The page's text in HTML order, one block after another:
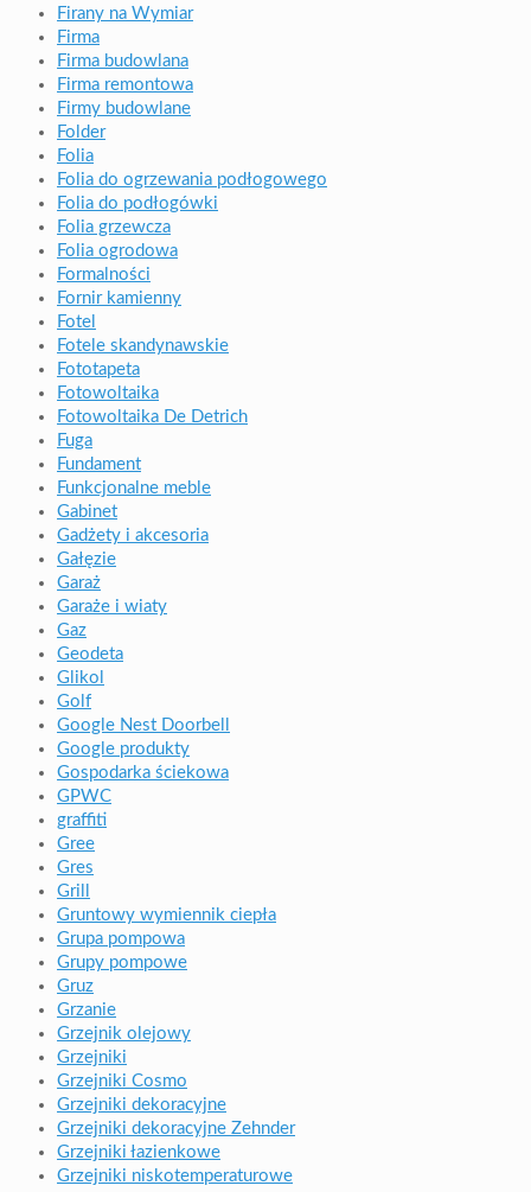
Firany na Wymiar
Firma
Firma budowlana
Firma remontowa
Firmy budowlane
Folder
Folia
Folia do ogrzewania podłogowego
Folia do podłogówki
Folia grzewcza
Folia ogrodowa
Formalności
Fornir kamienny
Fotel
Fotele skandynawskie
Fototapeta
Fotowoltaika
Fotowoltaika De Detrich
Fuga
Fundament
Funkcjonalne meble
Gabinet
Gadżety i akcesoria
Gałęzie
Garaż
Garaże i wiaty
Gaz
Geodeta
Glikol
Golf
Google Nest Doorbell
Google produkty
Gospodarka ściekowa
GPWC
graffiti
Gree
Gres
Grill
Gruntowy wymiennik ciepła
Grupa pompowa
Grupy pompowe
Gruz
Grzanie
Grzejnik olejowy
Grzejniki
Grzejniki Cosmo
Grzejniki dekoracyjne
Grzejniki dekoracyjne Zehnder
Grzejniki łazienkowe
Grzejniki niskotemperaturowe